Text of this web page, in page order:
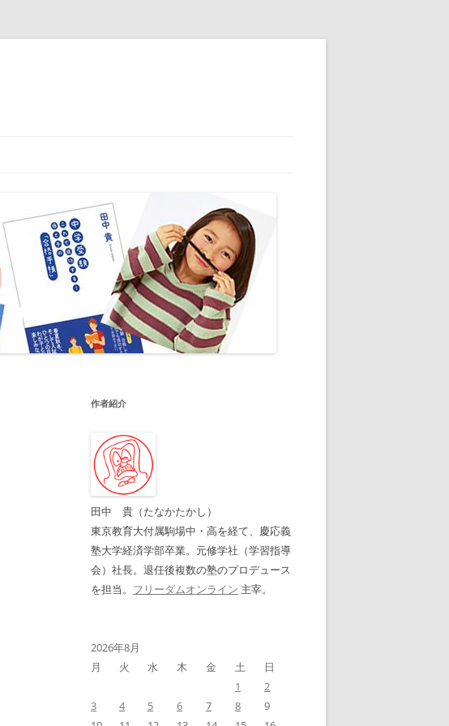
作者紹介
田中 貴（たなかたかし）
東京教育大付属駒場中・高を経て、慶応義
塾大学経済学部卒業。元修学社（学習指導
会）社長。退任後複数の塾のプロデュース
を担当。 フリーダムオンライン 主宰。
2026年8月
月
火 水 木 金 土
日
1
2
3
4 5 6 7 8
9